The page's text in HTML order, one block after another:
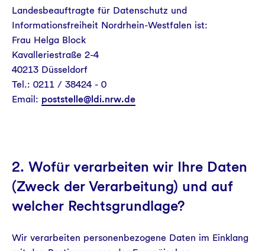
Landesbeauftragte für Datenschutz und
Informationsfreiheit Nordrhein-Westfalen ist:
Frau Helga Block
Kavalleriestraße 2-4
40213 Düsseldorf
Tel.: 0211 / 38424 - 0
Email: poststelle@ldi.nrw.de
2. Wofür verarbeiten wir Ihre Daten
(Zweck der Verarbeitung) und auf
welcher Rechtsgrundlage?
Wir verarbeiten personenbezogene Daten im Einklang